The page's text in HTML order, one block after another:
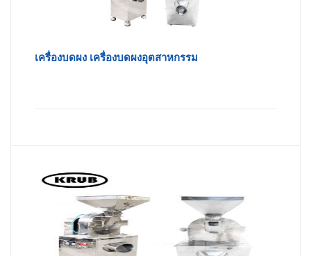
เครื่องบดผง เครื่องบดผงอุตสาหกรรม